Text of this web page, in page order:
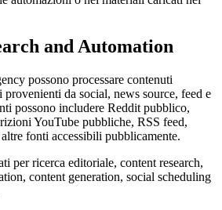
and Automation
possono processare contenuti
provenienti da social, news source, feed e
possono includere Reddit pubblico,
YouTube pubbliche, RSS feed,
fonti accessibili pubblicamente.
per ricerca editoriale, content research,
content generation, social scheduling